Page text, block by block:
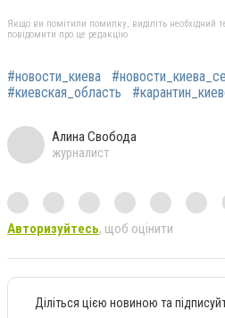
Якщо ви помітили помилку, виділіть необхідний
повідомити про це редакцію
#новости_киева
#киевская_область
Алина Свобода
журналист
Авторизуйтесь, щоб оцінити
Діліться цією новиною та